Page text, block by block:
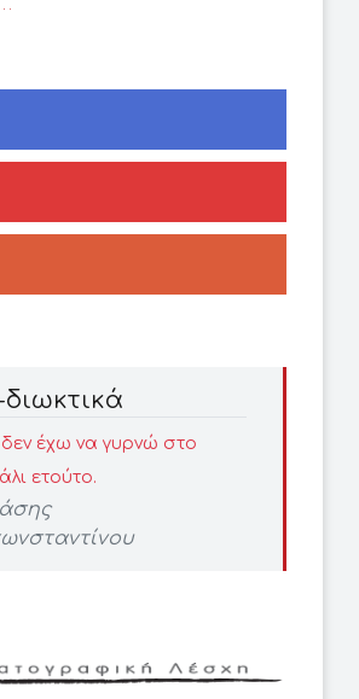
διωκτικά
έχω να γυρνώ στο
ετούτο.